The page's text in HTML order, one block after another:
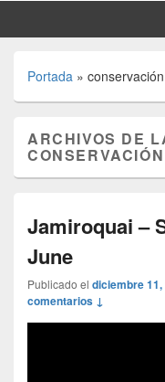
Portada »
ARCHIVOS DE
Jamiroquai –
June
Publicado el diciembre 11,
comentarios ↓